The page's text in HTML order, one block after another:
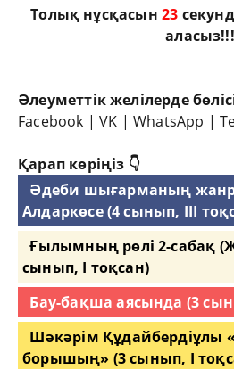
Толық нұсқасын22
аласыз!!!
Әлеуметтік желілерде
Facebook |VK |WhatsApp |
Қарап көріңіз 👇
Әдеби шығарманың
Алдаркөсе (4 сынып, III
Ғылымның рөлі 2-сабақ
сынып, I тоқсан)
Бау-бақша аясында (3
Шәкәрім Құдайбердіұлы
борышың» (3 сынып, I